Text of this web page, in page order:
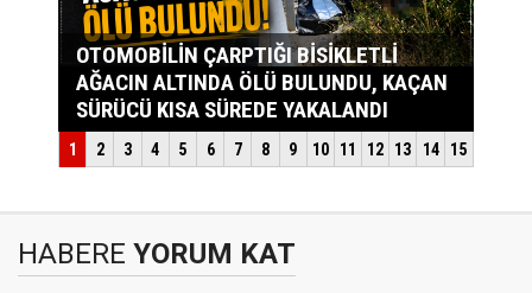
HABERE YORUM KAT